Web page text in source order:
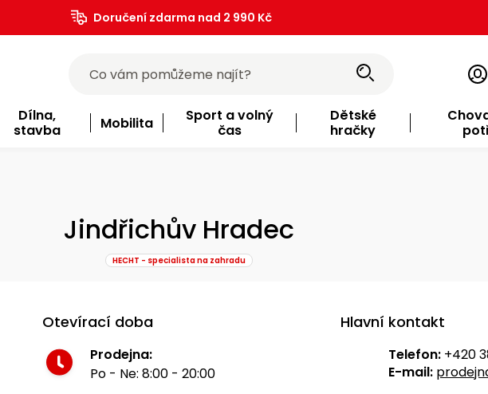
Doručení zdarma nad 2 990 Kč
Dílna,
stavba
Mobilita
Sport a volný
čas
Dětské
hračky
Jindřichův Hradec
HECHT - specialista na zahradu
Otevírací doba
Prodejna:
Po - Ne: 8:00 - 20:00
Hlavní kontakt
Telefon: +420
E-mail: